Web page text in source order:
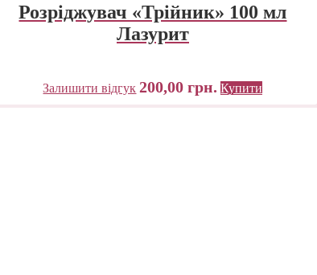
Розріджувач «Трійник» 100 мл
Лазурит
Залишити відгук 200,00грн. Купити